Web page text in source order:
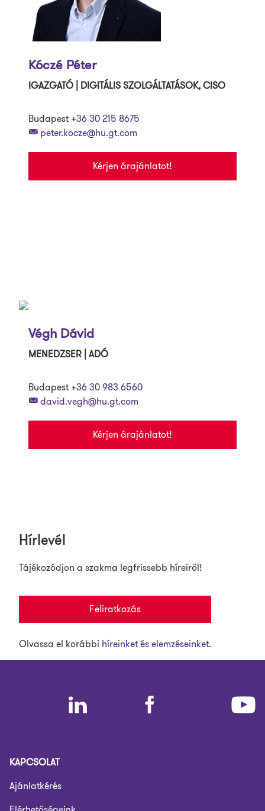
Kóczé Péter
IGAZGATÓ | DIGITÁLIS SZOLGÁLTATÁSOK, CISO
Budapest +36 30 215 8675
peter.kocze@hu.gt.com
Kérjen árajánlatot!
Végh Dávid
MENEDZSER | ADÓ
Budapest +36 30 983 6560
david.vegh@hu.gt.com
Kérjen árajánlatot!
Hírlevél
Tájékozódjon a szakma legfrissebb híreiről!
Feliratkozás
Olvassa el korábbi híreinket és elemzéseinket.
KAPCSOLAT
Ajánlatkérés